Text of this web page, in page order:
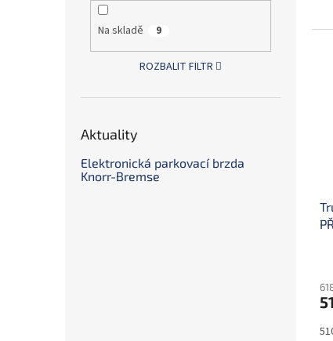
Na skladě 9
ROZBALIT FILTR
Aktuality
Elektronická parkovací brzda
Knorr-Bremse